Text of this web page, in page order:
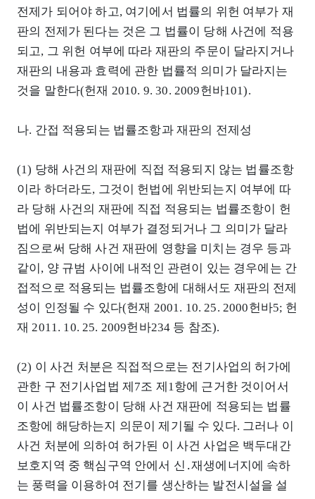
전제가 되어야 하고, 여기에서 법률의 위헌 여부가 재
판의 전제가 된다는 것은 그 법률이 당해 사건에 적용
되고, 그 위헌 여부에 따라 재판의 주문이 달라지거나
재판의 내용과 효력에 관한 법률적 의미가 달라지는
것을 말한다(헌재 2010. 9. 30. 2009헌바101).
나. 간접 적용되는 법률조항과 재판의 전제성
(1) 당해 사건의 재판에 직접 적용되지 않는 법률조항
이라 하더라도, 그것이 헌법에 위반되는지 여부에 따
라 당해 사건의 재판에 직접 적용되는 법률조항이 헌
법에 위반되는지 여부가 결정되거나 그 의미가 달라
짐으로써 당해 사건 재판에 영향을 미치는 경우 등과
같이, 양 규범 사이에 내적인 관련이 있는 경우에는 간
접적으로 적용되는 법률조항에 대해서도 재판의 전제
성이 인정될 수 있다(헌재 2001. 10. 25. 2000헌바5; 헌
재 2011. 10. 25. 2009헌바234 등 참조).
(2) 이 사건 처분은 직접적으로는 전기사업의 허가에
관한 구 전기사업법 제7조 제1항에 근거한 것이어서
이 사건 법률조항이 당해 사건 재판에 적용되는 법률
조항에 해당하는지 의문이 제기될 수 있다. 그러나 이
사건 처분에 의하여 허가된 이 사건 사업은 백두대간
보호지역 중 핵심구역 안에서 신․재생에너지에 속하
는 풍력을 이용하여 전기를 생산하는 발전시설을 설